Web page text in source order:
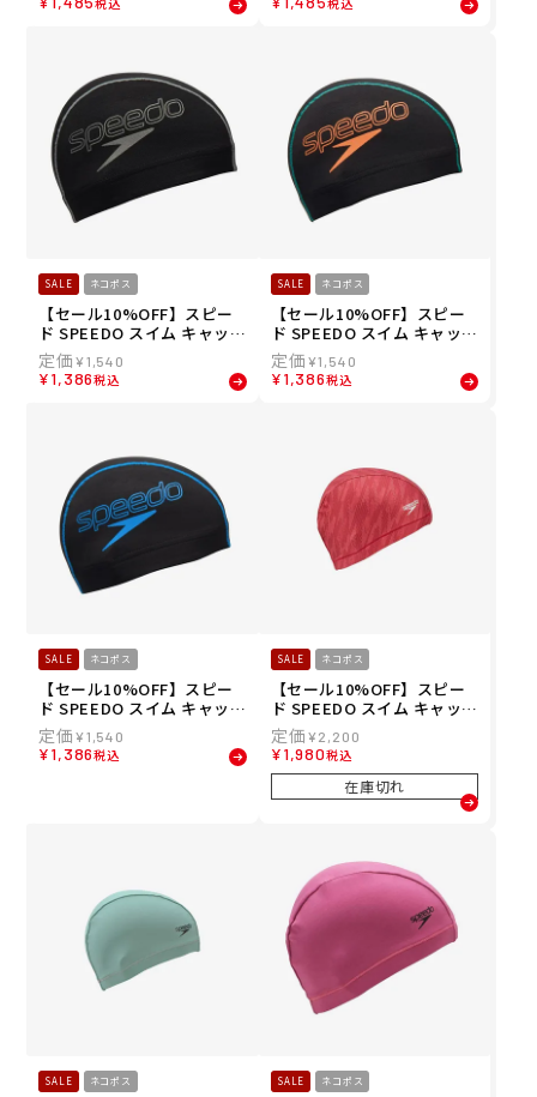
G STR MESH C SE12606-R
G STR MESH C SE12606-M
SALE ネコポス
【セール10%OFF】スピー
ド SPEEDO スイム キャップ
バーティカル メッシュ キャ
ップ Vertical Mesh Cap S
E12550-SV メンズ レディー
¥1,540
¥1,386税込
SALE ネコポス
【セール10%OFF】スピー
ド SPEEDO スイム キャップ
バーティカル メッシュ キャ
ップ Vertical Mesh Cap S
E12550-OR メンズ レディー
¥1,540
¥1,386税込
SALE ネコポス
【セール10%OFF】スピー
ド SPEEDO スイム キャップ
バーティカル メッシュ キャ
ップ Vertical Mesh Cap S
E12550-BL メンズ レディー
¥1,540
¥1,386税込
SALE ネコポス
【セール10%OFF】スピー
ド SPEEDO スイム キャップ
ブーン フロー トリコット キ
ャップ Boom Flow Tricot
Cap SE12410-MR メンズ レ
ディース ユニセックス
¥2,200
¥1,980税込
在庫切れ
SALE ネコポス SALE ネコポス